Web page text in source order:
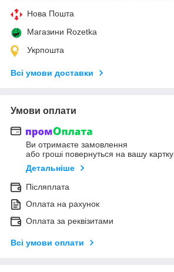
Нова Пошта
Магазини Rozetka
Укрпошта
Всі умови доставки
Умови оплати
Ви отримаєте замовлення
або гроші повернуться на вашу картку
Детальніше
Післяплата
Оплата на рахунок
Оплата за реквізитами
Всі умови оплати